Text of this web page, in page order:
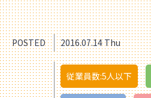
POSTED 2016.07.14 Thu
従業員数:5人以下